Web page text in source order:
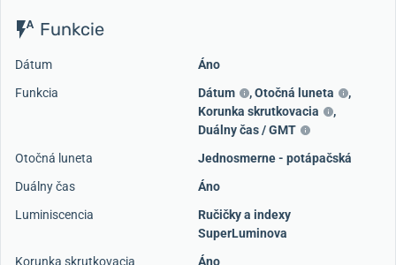
Funkcie
Dátum
Áno
Funkcia
Dátum ,Otočná luneta
,
Korunka skrutkovacia
,
Duálny čas / GMT
Otočná luneta
Jednosmerne - potápačská
Duálny čas
Áno
Luminiscencia
Ručičky a indexy
SuperLuminova
Korunka skrutkovacia
Áno